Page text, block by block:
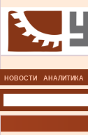
НОВОСТИ АНАЛИТИКА